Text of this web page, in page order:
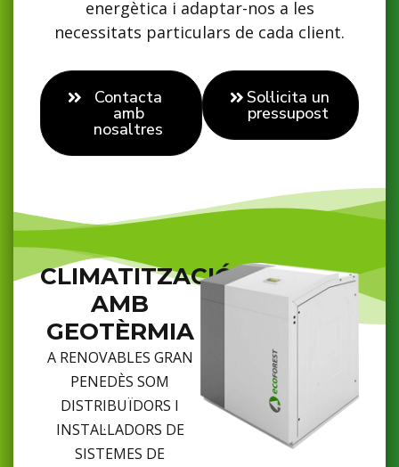
energètica i adaptar-nos a les
necessitats particulars de cada client.
Contacta
amb
nosaltres
Sol·licita un
pressupost
CLIMATITZACIÓ
AMB
GEOTÈRMIA
A RENOVABLES GRAN
PENEDÈS SOM
DISTRIBUÏDORS I
INSTAL·LADORS DE
SISTEMES DE